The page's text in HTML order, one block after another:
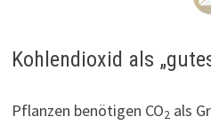
Kohlendioxid als
Pflanzen benötigen CO2 als